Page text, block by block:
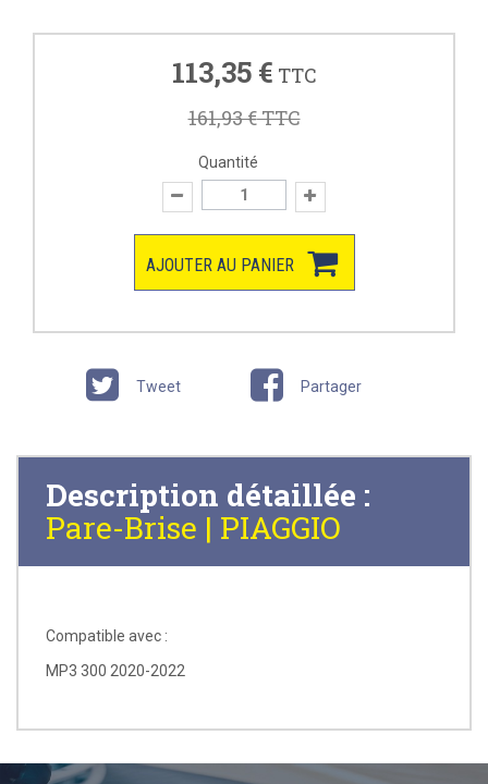
113,35 € TTC
161,93 €TTC
Quantité
AJOUTER AU PANIER
Tweet Partager
Description détaillée :
Pare-Brise | PIAGGIO
Compatible avec :
MP3 300 2020-2022